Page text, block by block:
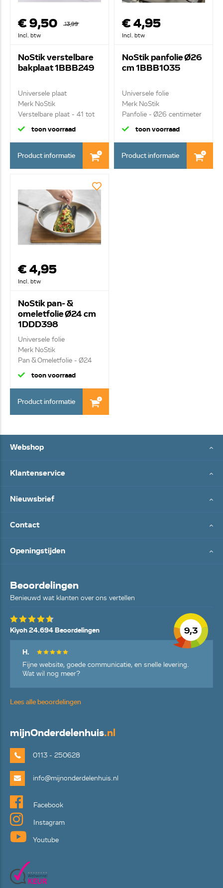
€ 9,50
13,99
Incl. btw
NoStik verstelbare
bakplaat 1BBB249
Universele plaat
Merk NoStik
Verstelbare plaat - 41 tot
49...
toon voorraad
Product informatie
€ 4,95
Incl. btw
NoStik panfolie Ø26
cm 1BBB1035
Universele folie
Merk NoStik
Panfolie - Ø26 centimeter
- ...
toon voorraad
Product informatie
€ 4,95
Incl. btw
NoStik pan- &
omeletfolie Ø24 cm
1DDD398
Universele folie
Merk NoStik
Pan & Omeletfolie - Ø24
cent...
toon voorraad
Product informatie
Webshop
Klantenservice
Nieuwsbrief
Contact
Openingstijden
Beoordelingen
Benieuwd wat klanten over ons vertellen
9,3
Kiyoh 24.694 Beoordelingen
H.
Fijne website, goede communicatie, en snelle levering.
Wat wil nog meer?
Lees alle beoordelingen
mijnOnderdelenhuis.nl
0113 - 250628
info@mijnonderdelenhuis.nl
Facebook
Instagram
Youtube